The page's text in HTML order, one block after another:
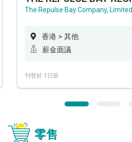
The Repulse Bay Company, Limited
香港 > 其他
薪金面議
刊登於 1日前
零售